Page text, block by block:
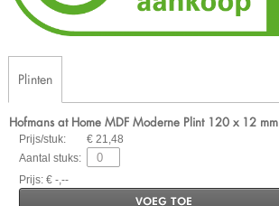
Plinten
Hofmans at Home MDF Moderne Plint 120 x 12 mm
Prijs/stuk:
€ 21,48
Aantal stuks:
Prijs: € -,--
VOEG TOE